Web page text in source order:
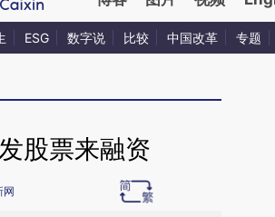
ESG 数字说 比较 中国改革 专题
股票来融资
网